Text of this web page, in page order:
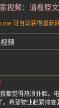
视频：请看原文
可自动获得最新
频
觉得热浪扑脸。
希望物业赶紧排查